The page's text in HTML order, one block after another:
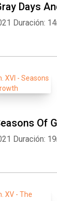
Days
Duración:
Of
Duración: